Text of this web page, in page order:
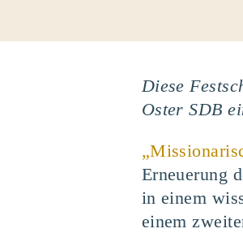
Diese
Oster SDB
„
Erneue­rung
in einem
einem